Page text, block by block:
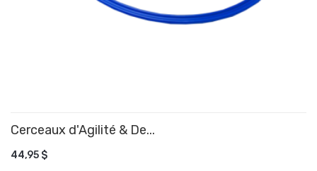
Cerceaux d'Agilité & De...
44,95 $